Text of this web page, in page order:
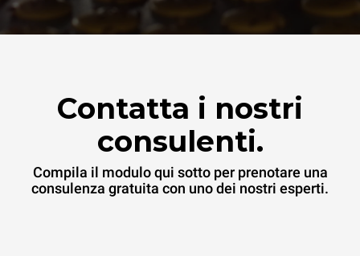
Contatta i nostri
consulenti.
Compila il modulo qui sotto per prenotare una
consulenza gratuita con uno dei nostri esperti.